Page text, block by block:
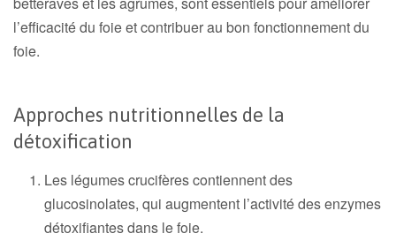
l’efficacité du foie et contribuer au bon fonctionnement du
foie.
Approches nutritionnelles de la
détoxification
Les légumes crucifères contiennent des
glucosinolates, qui augmentent l’activité des enzymes
détoxifiantes dans le foie.